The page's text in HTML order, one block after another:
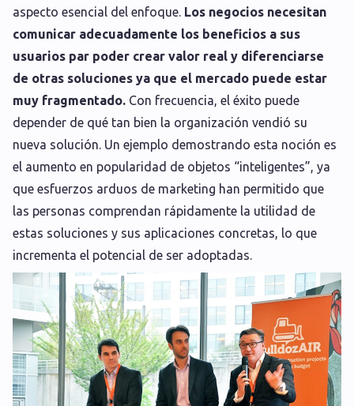
aspecto esencial del enfoque. Los negocios necesitan
comunicar adecuadamente los beneficios a sus
usuarios par poder crear valor real y diferenciarse
de otras soluciones ya que el mercado puede estar
muy fragmentado. Con frecuencia, el éxito puede
depender de qué tan bien la organización vendió su
nueva solución. Un ejemplo demostrando esta noción es
el aumento en popularidad de objetos “inteligentes”, ya
que esfuerzos arduos de marketing han permitido que
las personas comprendan rápidamente la utilidad de
estas soluciones y sus aplicaciones concretas, lo que
incrementa el potencial de ser adoptadas.